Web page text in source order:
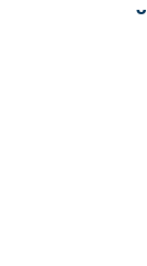
...или